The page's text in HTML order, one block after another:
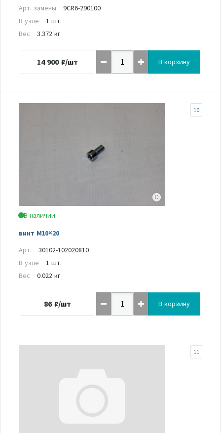
Арт. замены
9CR6-290100
В узле
1 шт.
Вес
3.372 кг
14 900 ₽/шт В корзину
В наличии
винт M10×20
10
Арт.
30102-102020810
В узле
1 шт.
Вес
0.022 кг
86 ₽/шт В корзину
11